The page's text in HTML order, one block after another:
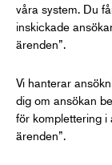
våra system. Du
inskickade
ärenden”.
Vi hanterar
dig om ansökan
för komplettering i
ärenden”.